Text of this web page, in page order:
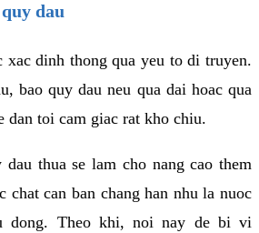
dau
xac dinh thong qua yeu to di truyen.
bao quy dau neu qua dai hoac qua
dan toi cam giac rat kho chiu.
thua se lam cho nang cao them
chat can ban chang han nhu la nuoc
dong. Theo khi, noi nay de bi vi